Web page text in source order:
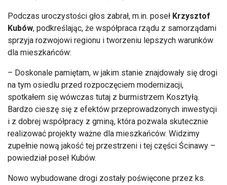
Podczas uroczystości głos zabrał, m.in. poseł Krzysztof
Kubów, podkreślając, że współpraca rządu z samorządami
sprzyja rozwojowi regionu i tworzeniu lepszych warunków
dla mieszkańców:
– Doskonale pamiętam, w jakim stanie znajdowały się drogi
na tym osiedlu przed rozpoczęciem modernizacji,
spotkałem się wówczas tutaj z burmistrzem Kosztyłą.
Bardzo cieszę się z efektów przeprowadzonych inwestycji
i z dobrej współpracy z gminą, która pozwala skutecznie
realizować projekty ważne dla mieszkańców. Widzimy
zupełnie nową jakość tej przestrzeni i tej części Ścinawy –
powiedział poseł Kubów.
Nowo wybudowane drogi zostały poświęcone przez ks.